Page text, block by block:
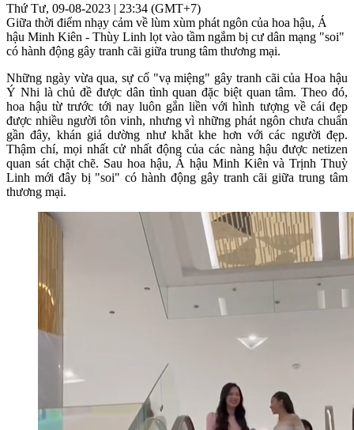
Thứ Tư, 09-08-2023 | 23:34 (GMT+7)
Giữa thời điểm nhạy cảm về lùm xùm phát ngôn của hoa hậu, Á
hậu Minh Kiên - Thùy Linh lọt vào tầm ngắm bị cư dân mạng "soi"
có hành động gây tranh cãi giữa trung tâm thương mại.
Những ngày vừa qua, sự cố "vạ miệng" gây tranh cãi của Hoa hậu
Ý Nhi là chủ đề được dân tình quan đặc biệt quan tâm. Theo đó,
hoa hậu từ trước tới nay luôn gắn liền với hình tượng về cái đẹp
được nhiều người tôn vinh, nhưng vì những phát ngôn chưa chuẩn
gần đây, khán giả dường như khắt khe hơn với các người đẹp.
Thậm chí, mọi nhất cử nhất động của các nàng hậu được netizen
quan sát chặt chẽ. Sau hoa hậu, Á hậu Minh Kiên và Trịnh Thuỳ
Linh mới đây bị "soi" có hành động gây tranh cãi giữa trung tâm
thương mại.